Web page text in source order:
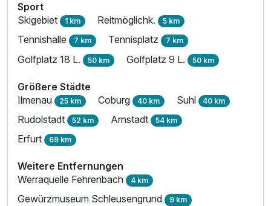
Ausstattung
Für 4 Tage
Sport
Skigebiet 1 km Reitmöglichk. 5 km
Tennishalle 7 km Tennisplatz 7 km
Golfplatz 18 L. 50 km Golfplatz 9 L. 50 km
Größere Städte
Ilmenau 25 km Coburg 40 km Suhl 40 km
Rudolstadt 52 km Arnstadt 54 km
Erfurt 69 km
Weitere Entfernungen
Werraquelle Fehrenbach 4 km
Gewürzmuseum Schleusengrund 9 km